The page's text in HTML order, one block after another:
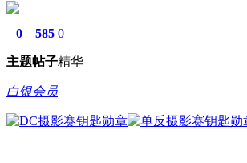
0
主题
585
帖子
0
精华
白银会员